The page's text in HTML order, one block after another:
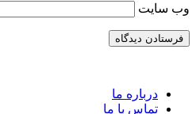
وب‌ سایت
درباره ما
تماس با ما